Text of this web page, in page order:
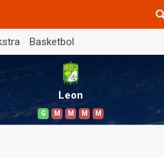
Basketbol
Leon
G M M M M